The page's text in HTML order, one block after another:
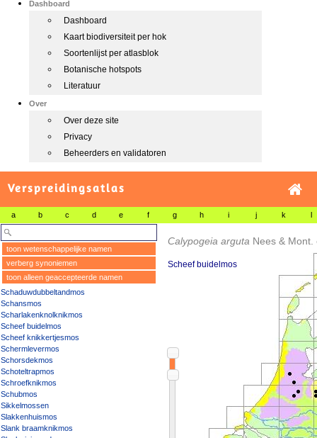
Dashboard
Dashboard
Kaart biodiversiteit per hok
Soortenlijst per atlasblok
Botanische hotspots
Literatuur
Over
Over deze site
Privacy
Beheerders en validatoren
Verspreidingsatlas
a b c d e f g h i j k l
toon wetenschappelijke namen
verberg synoniemen
toon alleen geaccepteerde namen
Schaduwdubbeltandmos
Schansmos
Scharlakenknolknikmos
Scheef buidelmos
Scheef knikkertjesmos
Schermlevermos
Schorsdekmos
Schoteltrapmos
Schroefknikmos
Schubmos
Sikkelmossen
Slakkenhuismos
Slank braamknikmos
Calypogeia arguta Nees & Mont.
Scheef buidelmos